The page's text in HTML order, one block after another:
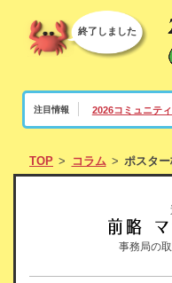
注目情報 2026コミュニテ
終了しました
TOP コラム
事務局の